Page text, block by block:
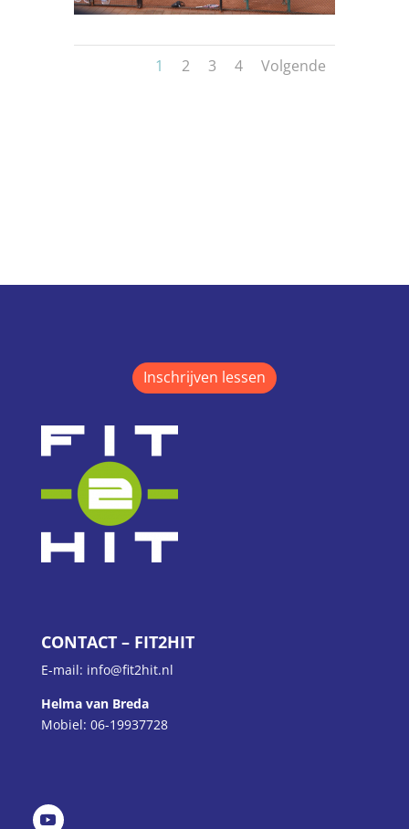
1 2 3 4 Volgende
Inschrijven lessen
CONTACT – FIT2HIT
E-mail: info@fit2hit.nl
Helma van Breda
Mobiel: 06-19937728